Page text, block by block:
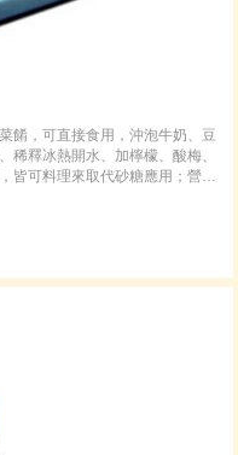
餚，可直接食用，沖泡牛奶、豆
稀釋冰熱開水、加檸檬、酸梅、
皆可料理來取代砂糖應用；營業